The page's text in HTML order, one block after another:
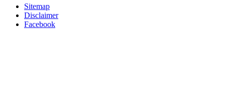
Sitemap
Disclaimer
Facebook